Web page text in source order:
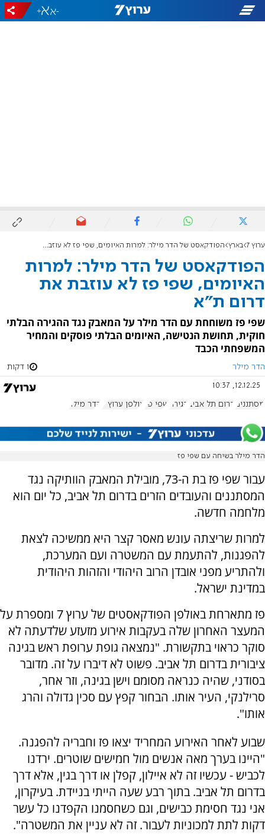
-
+
ערוץ 7 בארץ הפודקאסט של הדר מילר: למרות האיומים, שפי פז לא עוזבת את דרום ת"א
הפודקאסט של הדר מילר: למרות
האיומים, שפי פז לא עוזבת את
דרום ת"א
שפי פז משוחחת עם הדר מילר על המאבק נגד ההגירה הבלתי
חוקית, תחושת הנטישה, האיומים הבלתי פוסקים והמחיר
המשפחתי הכבד
הדר מילר 1 דקות
12.12.25, 10:37
מסתננים דרום תל אביב הגירה שפי פז אולפן ערוץ 7 הדר מילר
הדר מילר בשיחה עם שפי פז
עבור שפי פז בת ה-73, מובילת המאבק הוותיקה נגד
המסתננים והעובדים הזרים בדרום תל אביב, כל יום הוא
מלחמה חדשה.
למרות שריצתה עונש מאסר קצר היא ממשיכה לצאת
להפגנות, להתעמת עם המשטרה ועם המערכת,
ולהתריע מפני אובדן הרוב היהודי והזהות היהודית
במדינת ישראל.
פז מתארחת באולפן הפודקאסטים של ערוץ 7 ומספרת על
המעצר האחרון שלה בעקבות אירוע מזעזע שלדעתה לא
סוקר כראוי בתקשורת. "נמצאה גופת ערופת ראש בגינה
ציבורית בדרום תל אביב. פשוט לא דיברו על זה. מדובר
בסודני, שהיה כנראה מסומם וישן בגינה, וזר אחר,
סרילנקי, העיר אותו. הבחור קפץ עם סכין גדולה והרג
אותו".
שבוע לאחר האירוע המחריד יצאו פז וחבריה להפגנה.
"היינו בערך מאה אנשים מול חמישים שוטרים. ירדנו
לכביש - עכשיו זה לא איילון, קפלן או דרך בגין, אלא דרך
בדרום תל אביב. בתוך רבע שעה הייתי בניידת. בעיקרון,
אני נגד חסימת כבישים, וגם כשחסמנו הקפדנו כל עשר
דקות לתת למכוניות לעבור. זה לא עניין את המשטרה".